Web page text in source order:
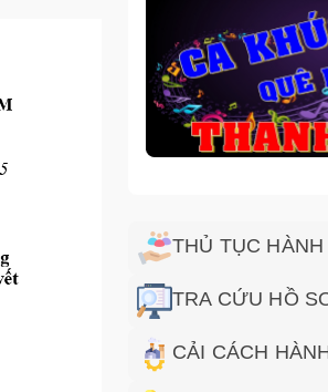
THỦ TỤC HÀNH
TRA CỨU HỒ
CẢI CÁCH